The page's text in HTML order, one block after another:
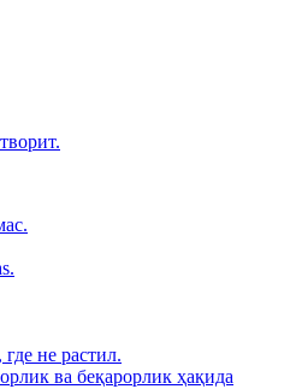
не растил.
ва беқарорлик ҳақида